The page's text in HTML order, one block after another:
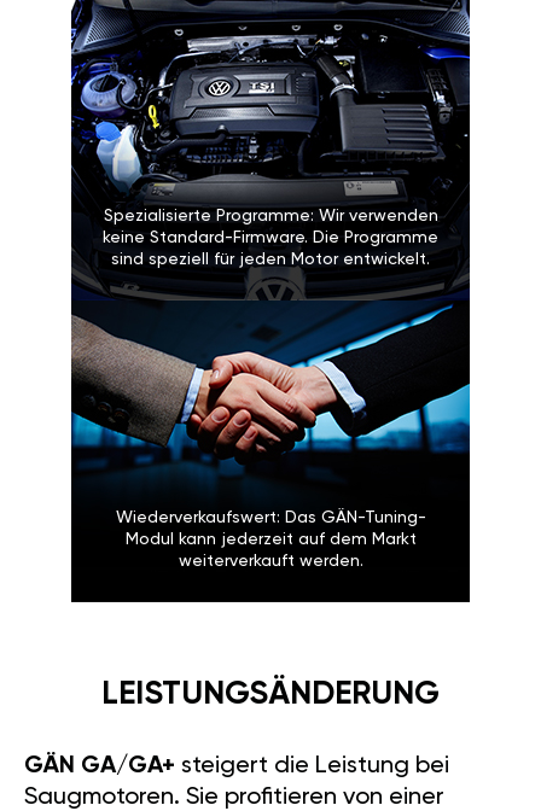
Spezialisierte Programme: Wir verwenden
keine Standard-Firmware. Die Programme
sind speziell für jeden Motor entwickelt.
Wiederverkaufswert: Das GÄN-Tuning-
Modul kann jederzeit auf dem Markt
weiterverkauft werden.
LEISTUNGSÄNDERUNG
GÄN GA/GA+ steigert die Leistung bei
Saugmotoren. Sie profitieren von einer